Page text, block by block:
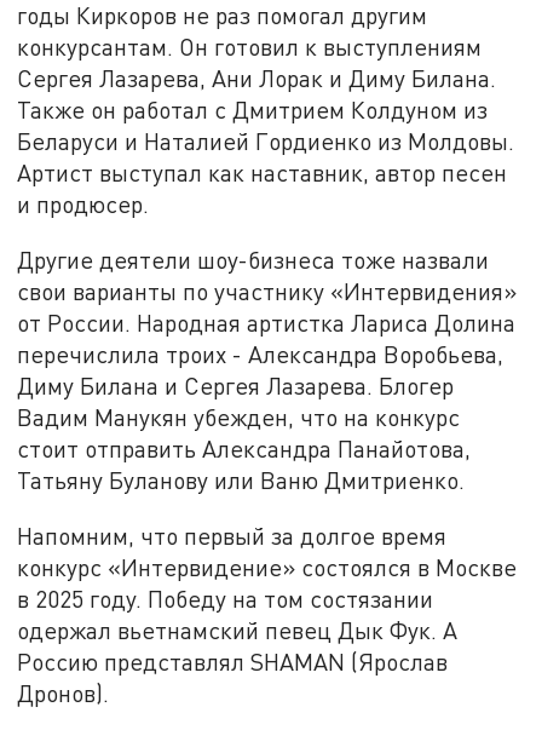
годы Киркоров не раз помогал другим
конкурсантам. Он готовил к выступлениям
Сергея Лазарева, Ани Лорак и Диму Билана.
Также он работал с Дмитрием Колдуном из
Беларуси и Наталией Гордиенко из Молдовы.
Артист выступал как наставник, автор песен
и продюсер.
Другие деятели шоу-бизнеса тоже назвали
свои варианты по участнику «Интервидения»
от России. Народная артистка Лариса Долина
перечислила троих - Александра Воробьева,
Диму Билана и Сергея Лазарева. Блогер
Вадим Манукян убежден, что на конкурс
стоит отправить Александра Панайотова,
Татьяну Буланову или Ваню Дмитриенко.
Напомним, что первый за долгое время
конкурс «Интервидение» состоялся в Москве
в 2025 году. Победу на том состязании
одержал вьетнамский певец Дык Фук. А
Россию представлял SHAMAN (Ярослав
Дронов).